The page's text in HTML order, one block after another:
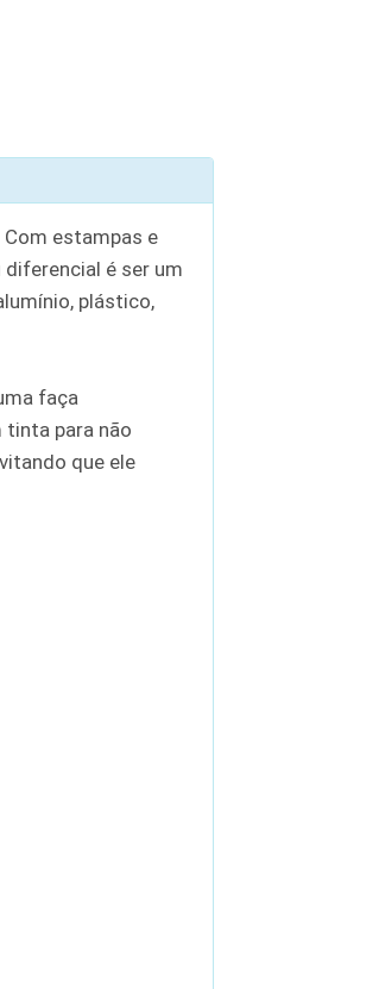
estampas e
é ser um
plástico,
faça
tinta para não
que ele